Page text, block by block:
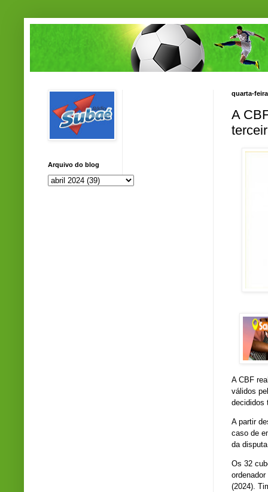
quarta-
A
A CBF
válidos
decididos
A partir
caso de
da
Os 32
(2024).
Arquivo do blog